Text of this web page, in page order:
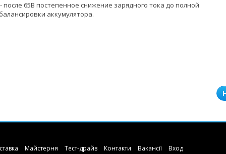
после 65В постепенное снижение зарядного тока до полной
аккумулятора.
Майстерня Тест-драйв Контакти Вакансії Вход